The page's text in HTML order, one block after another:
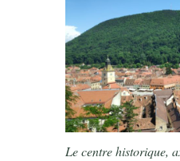
Le centre historique,